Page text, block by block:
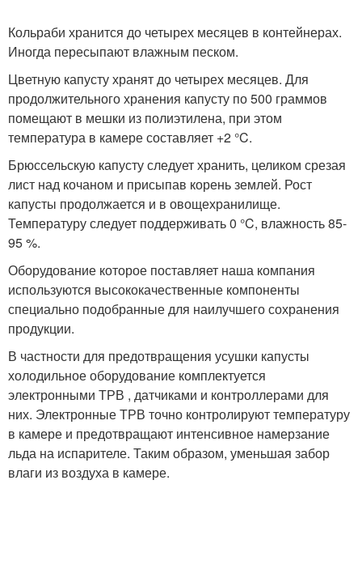
Кольраби хранится до четырех месяцев в контейнерах.
Иногда пересыпают влажным песком.
Цветную капусту хранят до четырех месяцев. Для
продолжительного хранения капусту по 500 граммов
помещают в мешки из полиэтилена, при этом
температура в камере составляет +2 °C.
Брюссельскую капусту следует хранить, целиком срезая
лист над кочаном и присыпав корень землей. Рост
капусты продолжается и в овощехранилище.
Температуру следует поддерживать 0 °C, влажность 85-
95 %.
Оборудование которое поставляет наша компания
используются высококачественные компоненты
специально подобранные для наилучшего сохранения
продукции.
В частности для предотвращения усушки капусты
холодильное оборудование комплектуется
электронными ТРВ , датчиками и контроллерами для
них. Электронные ТРВ точно контролируют температуру
в камере и предотвращают интенсивное намерзание
льда на испарителе. Таким образом, уменьшая забор
влаги из воздуха в камере.